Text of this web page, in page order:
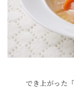
でき上がった